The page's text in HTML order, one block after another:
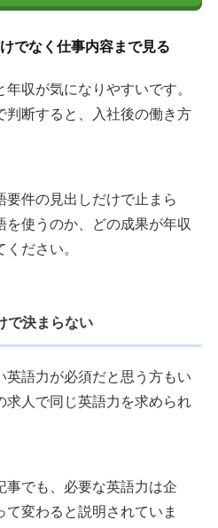
でなく仕事内容まで見る
収が気になりやすいです。
判断すると、入社後の働き方
件の見出しだけで止まら
使うのか、どの成果が年収
ださい。
で決まらない
英語力が必須だと思う方もい
求人で同じ英語力を求められ
事でも、必要な英語力は企
変わると説明されていま